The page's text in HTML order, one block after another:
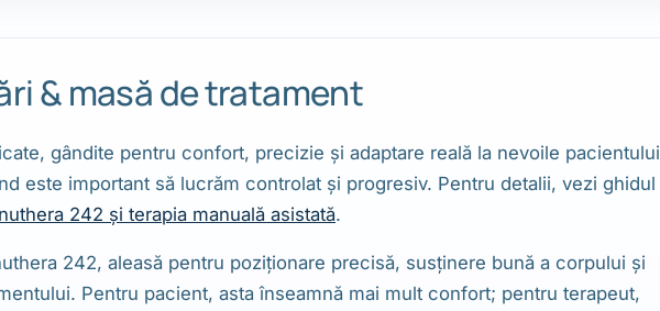
& masă de tratament
gândite pentru confort, precizie și adaptare reală la nevoile pacientului
este important să lucrăm controlat și progresiv. Pentru detalii, vezi ghidul
242 și terapia manuală asistată.
242, aleasă pentru poziționare precisă, susținere bună a corpului și
Pentru pacient, asta înseamnă mai mult confort; pentru terapeut,